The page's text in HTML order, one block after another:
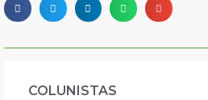
COLUNISTAS